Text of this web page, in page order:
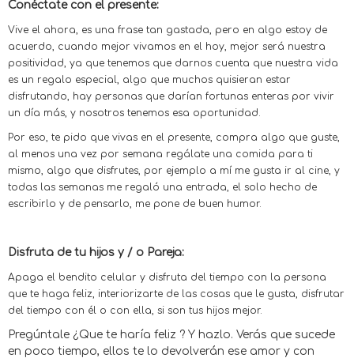
Conéctate con el presente:
Vive el ahora, es una frase tan gastada, pero en algo estoy de
acuerdo, cuando mejor vivamos en el hoy, mejor será nuestra
positividad, ya que tenemos que darnos cuenta que nuestra vida
es un regalo especial, algo que muchos quisieran estar
disfrutando, hay personas que darían fortunas enteras por vivir
un día más, y nosotros tenemos esa oportunidad.
Por eso, te pido que vivas en el presente, compra algo que guste,
al menos una vez por semana regálate una comida para ti
mismo, algo que disfrutes, por ejemplo a mí me gusta ir al cine, y
todas las semanas me regaló una entrada, el solo hecho de
escribirlo y de pensarlo, me pone de buen humor.
Disfruta de tu hijos y / o Pareja:
Apaga el bendito celular y disfruta del tiempo con la persona
que te haga feliz, interiorizarte de las cosas que le gusta, disfrutar
del tiempo con él o con ella, si son tus hijos mejor.
Pregúntale ¿Que te haría feliz ? Y hazlo. Verás que sucede
en poco tiempo, ellos te lo devolverán ese amor y con